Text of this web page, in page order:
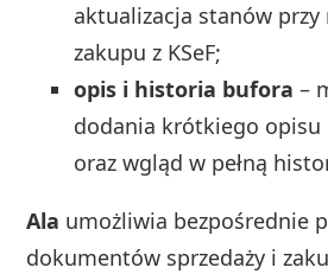
aktualizacja stanów
zakupu z KSeF;
opis i historia bufora –
dodania krótkiego
oraz wgląd w pełną
Ala umożliwia bezpośrednie
dokumentów sprzedaży i